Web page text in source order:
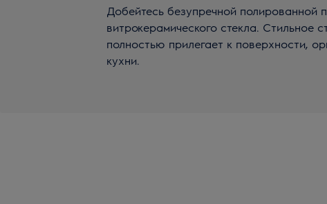
Добейтесь безупречной полированной
витрокерамического стекла. Стильное
полностью прилегает к поверхности,
кухни.